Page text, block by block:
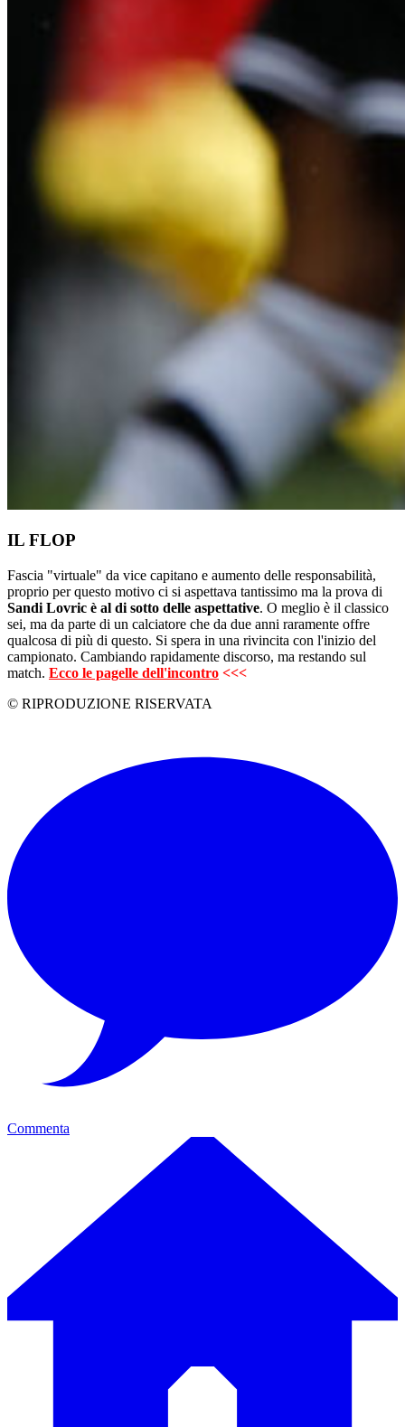
IL FLOP
Fascia "virtuale" da vice capitano e aumento delle responsabilità,
proprio per questo motivo ci si aspettava tantissimo ma la prova di
Sandi Lovric è al di sotto delle aspettative. O meglio è il classico
sei, ma da parte di un calciatore che da due anni raramente offre
qualcosa di più di questo. Si spera in una rivincita con l'inizio del
campionato. Cambiando rapidamente discorso, ma restando sul
match. Ecco le pagelle dell'incontro <<<
© RIPRODUZIONE RISERVATA
Commenta